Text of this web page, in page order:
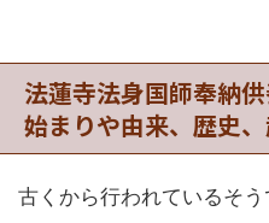
法蓮寺法身国師奉納
始まりや由来、歴史
古くから行われているそ